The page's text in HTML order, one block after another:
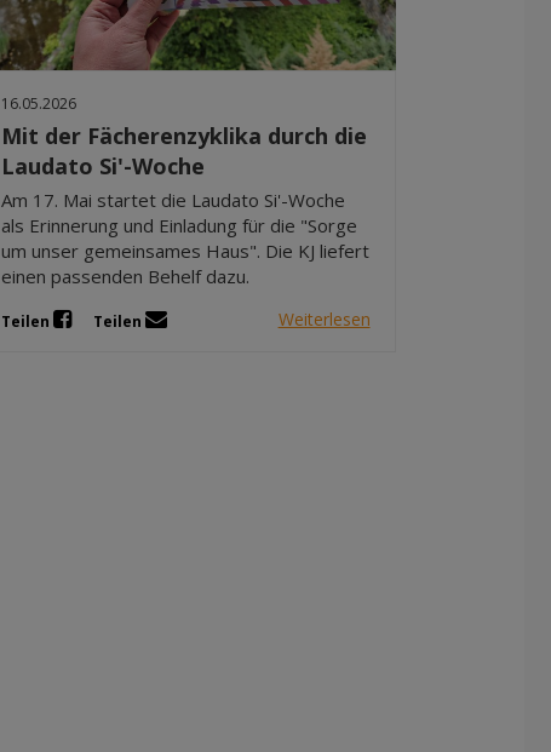
Dez 2025
Nov 2025
16.05.2026
Mit der Fächerenzyklika durch die
Laudato Si'-Woche
Am 17. Mai startet die Laudato Si'-Woche
als Erinnerung und Einladung für die "Sorge
um unser gemeinsames Haus". Die KJ liefert
einen passenden Behelf dazu.
Teilen Teilen Weiterlesen